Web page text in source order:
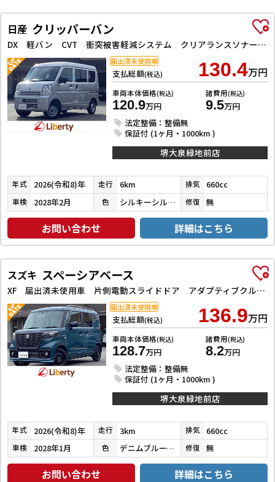
日産 クリッパーバン
DX 軽バン CVT 衝突被害軽減システム クリアランスソナー レーンアシスト 両側スライドドア アイドリングストップ オートライト ESC 運転席エアバッグ
支払総額(税込) 130.4万円
車両本体価格(税込)
120.9万円
諸費用(税込)
9.5万円
法定整備：整備無
保証付 (1ヶ月・1000km )
届出済未使用車
堺大泉緑地前店
年式 2026(令和8)年 走行 6km 排気 660cc
車検 2028年2月 色 シルキーシルバーメタリック 修復 無
お問い合わせ 詳細はこちら
スズキ スペーシアベース
XF 届出済未使用車 片側電動スライドドア アダプティブクルーズコントロール クリアランスソナー レーンアシスト 衝突被害軽減システム オートライト スマートキー アイドリングストップ シートヒーター
支払総額(税込) 136.9万円
車両本体価格(税込)
128.7万円
諸費用(税込)
8.2万円
法定整備：整備無
保証付 (1ヶ月・1000km )
届出済未使用車
堺大泉緑地前店
年式 2026(令和8)年 走行 3km 排気 660cc
車検 2028年1月 色 デニムブルーメタリック 修復 無
お問い合わせ 詳細はこちら